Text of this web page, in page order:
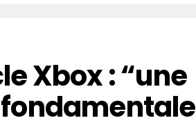
Xbox : “une